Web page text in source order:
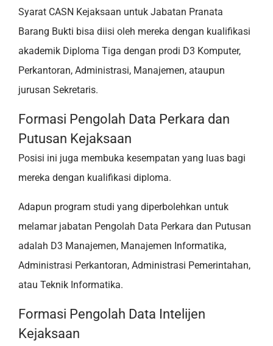
Syarat CASN Kejaksaan untuk Jabatan Pranata
Barang Bukti bisa diisi oleh mereka dengan kualifikasi
akademik Diploma Tiga dengan prodi D3 Komputer,
Perkantoran, Administrasi, Manajemen, ataupun
jurusan Sekretaris.
Formasi Pengolah Data Perkara dan
Putusan Kejaksaan
Posisi ini juga membuka kesempatan yang luas bagi
mereka dengan kualifikasi diploma.
Adapun program studi yang diperbolehkan untuk
melamar jabatan Pengolah Data Perkara dan Putusan
adalah D3 Manajemen, Manajemen Informatika,
Administrasi Perkantoran, Administrasi Pemerintahan,
atau Teknik Informatika.
Formasi Pengolah Data Intelijen
Kejaksaan